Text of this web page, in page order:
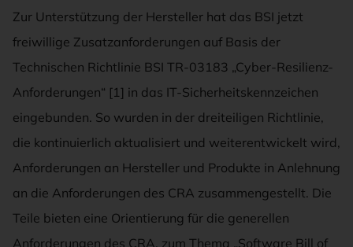
Zur Unterstützung der Hersteller hat das BSI jetzt
freiwillige Zusatzanforderungen auf Basis der
Technischen Richtlinie BSI TR-03183 „Cyber-Resilienz-
Anforderungen“ [1] in das IT-Sicherheitskennzeichen
eingebunden. So wurden in der dreiteiligen Richtlinie,
die kontinuierlich aktualisiert und weiterentwickelt wird,
Anforderungen an Hersteller und Produkte in Anlehnung
an die Anforderungen des CRA zusammengestellt. Die
Teile bieten eine Orientierung für die generellen
Anforderungen des CRA, zum Thema „Software Bill of